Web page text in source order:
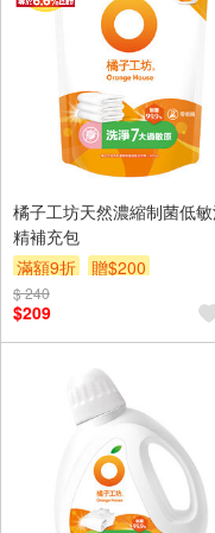
橘子工坊天然濃縮制菌低
精補充包
滿額9折
贈$200
$ 240
$209